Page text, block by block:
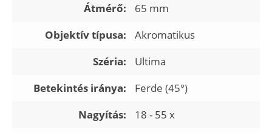
Átmérő:
65 mm
Objektív típusa:
Akromatikus
Széria:
Ultima
Betekintés iránya:
Ferde (45°)
Nagyítás:
18 - 55 x